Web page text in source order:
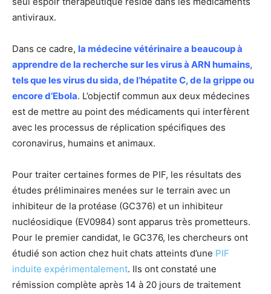
antiviraux.
Dans ce cadre, la médecine vétérinaire a beaucoup à
apprendre de la recherche sur les virus à ARN humains,
tels que les virus du sida, de l’hépatite C, de la grippe ou
encore d’Ebola. L’objectif commun aux deux médecines
est de mettre au point des médicaments qui interfèrent
avec les processus de réplication spécifiques des
coronavirus, humains et animaux.
Pour traiter certaines formes de PIF, les résultats des
études préliminaires menées sur le terrain avec un
inhibiteur de la protéase (GC376) et un inhibiteur
nucléosidique (EV0984) sont apparus très prometteurs.
Pour le premier candidat, le GC376, les chercheurs ont
étudié son action chez huit chats atteints d’une PIF
induite expérimentalement. Ils ont constaté une
rémission complète après 14 à 20 jours de traitement